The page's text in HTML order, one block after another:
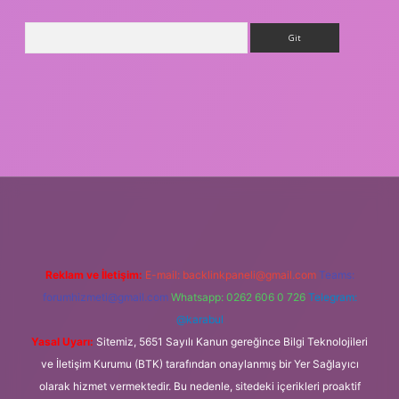
Reklam ve İletişim: E-mail: backlinkpaneli@gmail.com Teams:
forumhizmeti@gmail.com Whatsapp: 0262 606 0 726 Telegram:
@karabul
Yasal Uyarı: Sitemiz, 5651 Sayılı Kanun gereğince Bilgi Teknolojileri
ve İletişim Kurumu (BTK) tarafından onaylanmış bir Yer Sağlayıcı
olarak hizmet vermektedir. Bu nedenle, sitedeki içerikleri proaktif